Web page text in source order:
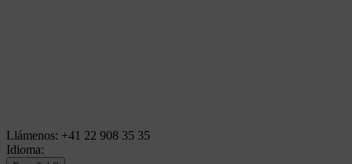
Llámenos: +41 22 908 35 35
Idioma: